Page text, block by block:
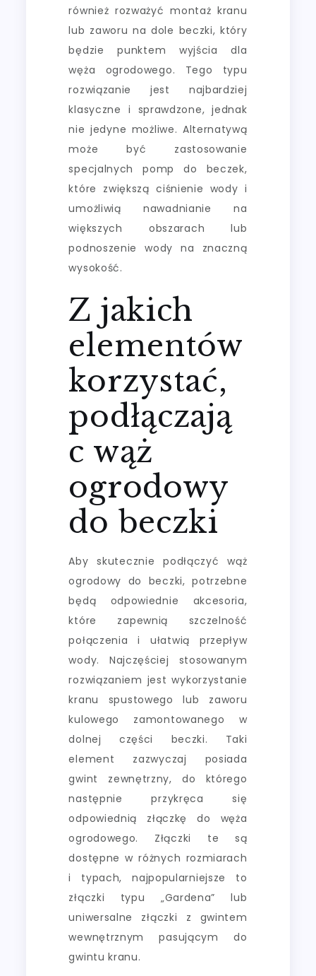
również rozważyć montaż kranu
lub zaworu na dole beczki, który
będzie punktem wyjścia dla
węża ogrodowego. Tego typu
rozwiązanie jest najbardziej
klasyczne i sprawdzone, jednak
nie jedyne możliwe. Alternatywą
może być zastosowanie
specjalnych pomp do beczek,
które zwiększą ciśnienie wody i
umożliwią nawadnianie na
większych obszarach lub
podnoszenie wody na znaczną
wysokość.
Z jakich
elementów
korzystać,
podłączają
c wąż
ogrodowy
do beczki
Aby skutecznie podłączyć wąż
ogrodowy do beczki, potrzebne
będą odpowiednie akcesoria,
które zapewnią szczelność
połączenia i ułatwią przepływ
wody. Najczęściej stosowanym
rozwiązaniem jest wykorzystanie
kranu spustowego lub zaworu
kulowego zamontowanego w
dolnej części beczki. Taki
element zazwyczaj posiada
gwint zewnętrzny, do którego
następnie przykręca się
odpowiednią złączkę do węża
ogrodowego. Złączki te są
dostępne w różnych rozmiarach
i typach, najpopularniejsze to
złączki typu „Gardena” lub
uniwersalne złączki z gwintem
wewnętrznym pasującym do
gwintu kranu.